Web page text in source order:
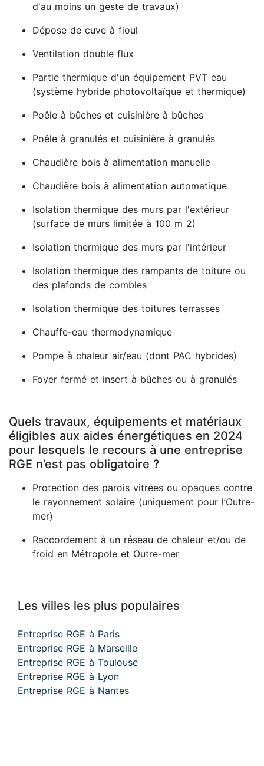
d'au moins un geste de travaux)
Dépose de cuve à fioul
Ventilation double flux
Partie thermique d'un équipement PVT eau
(système hybride photovoltaïque et thermique)
Poêle à bûches et cuisinière à bûches
Poêle à granulés et cuisinière à granulés
Chaudière bois à alimentation manuelle
Chaudière bois à alimentation automatique
Isolation thermique des murs par l'extérieur
(surface de murs limitée à 100 m 2)
Isolation thermique des murs par l'intérieur
Isolation thermique des rampants de toiture ou
des plafonds de combles
Isolation thermique des toitures terrasses
Chauffe-eau thermodynamique
Pompe à chaleur air/eau (dont PAC hybrides)
Foyer fermé et insert à bûches ou à granulés
Quels travaux, équipements et matériaux
éligibles aux aides énergétiques en 2024
pour lesquels le recours à une entreprise
RGE n’est pas obligatoire ?
Protection des parois vitrées ou opaques contre
le rayonnement solaire (uniquement pour l’Outre-
mer)
Raccordement à un réseau de chaleur et/ou de
froid en Métropole et Outre-mer
Les villes les plus populaires
Entreprise RGE à Paris
Entreprise RGE à Marseille
Entreprise RGE à Toulouse
Entreprise RGE à Lyon
Entreprise RGE à Nantes